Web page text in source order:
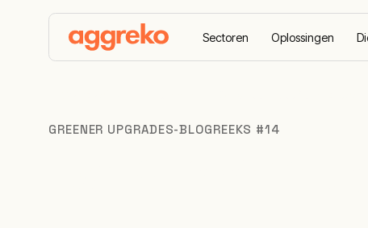
Sectoren Oplossingen
GREENER UPGRADES-BLOGREEKS #14